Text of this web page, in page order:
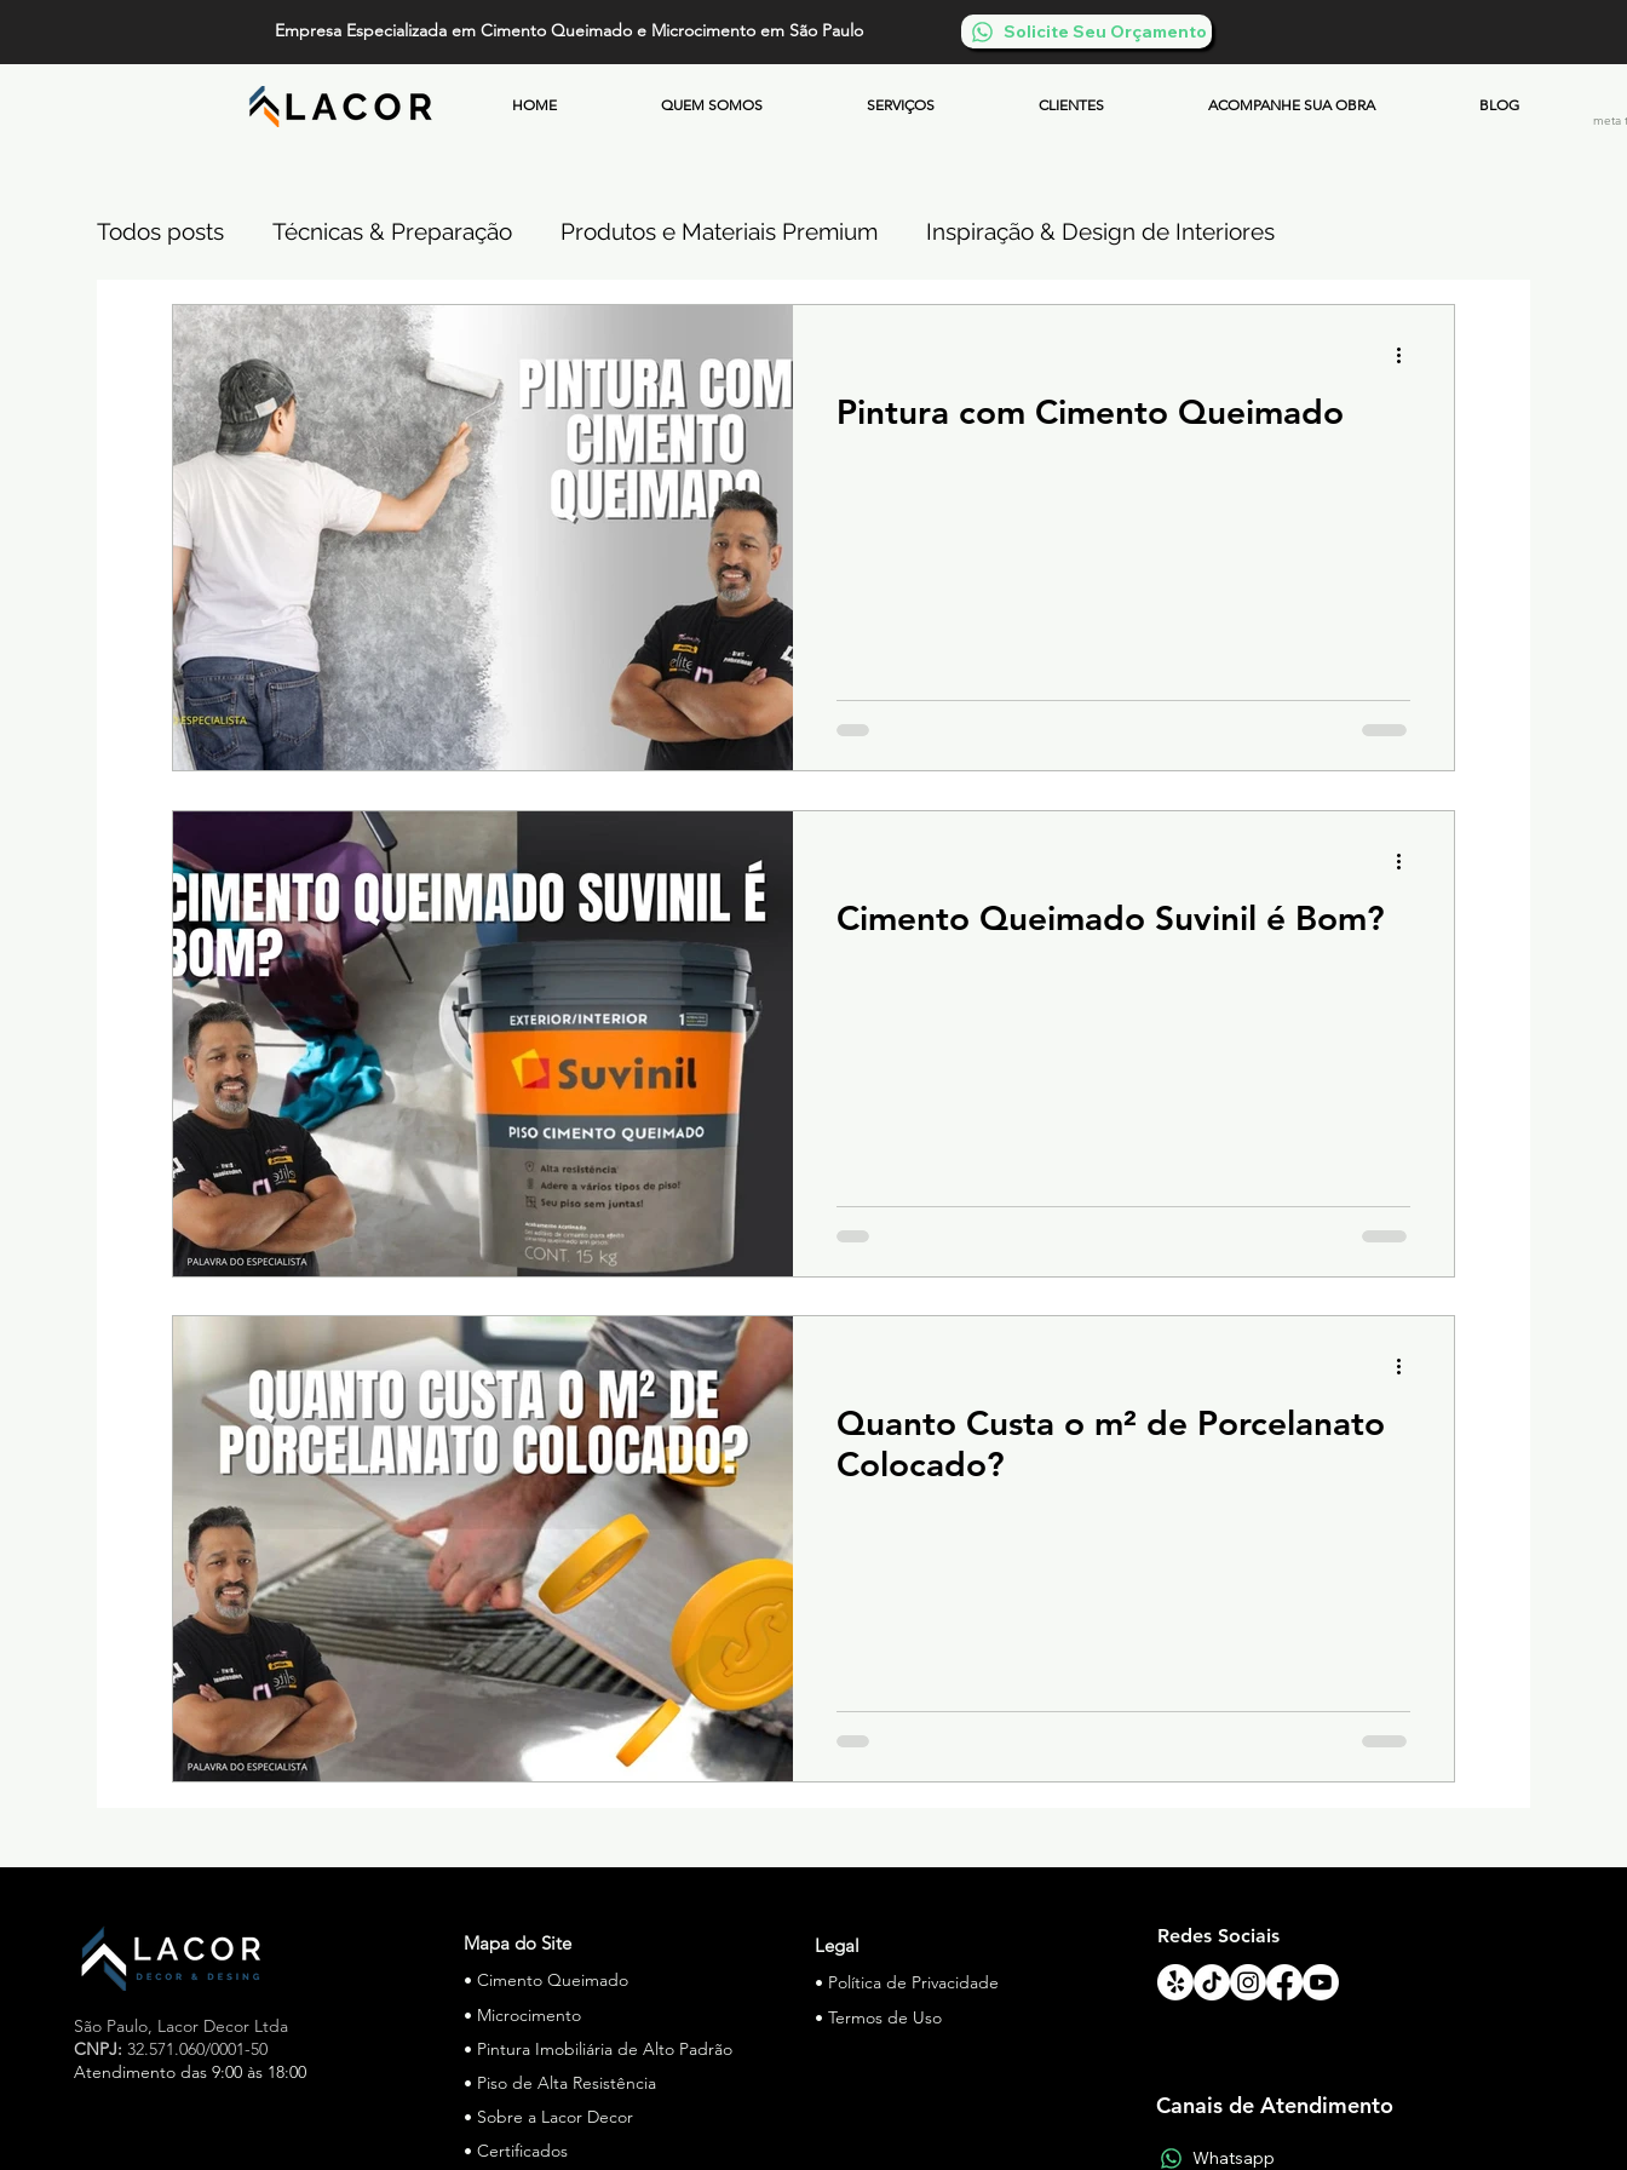
Empresa Especializada em Cimento Queimado e Microcimento em São Paulo Solicite Seu Orçamento
HOME QUEM SOMOS SERVIÇOS CLIENTES ACOMPANHE SUA OBRA BLOG
meta
Todos posts Técnicas & Preparação Produtos e Materiais Premium Inspiração & Design de Interiores
Design, Tendências e Serviços
Projetos de Alto Padrão Cimento Queimado Microcimento Queimado Investimento & Custos
Comparativos de Revestimentos Cimento Queimado Soluções Especiais
Pintura com Cimento Queimado
Cimento Queimado Suvinil é Bom?
Quanto Custa o m² de Porcelanato
Colocado?
São Paulo, Lacor Decor Ltda
CNPJ: 32.571.060/0001-50
Atendimento das 9:00 às 18:00
Especialista em cimento queimado e microcimento em
São Paulo, a Lacor Decor atua há mais de 15 anos, a
Mapa do Site
• Cimento Queimado
• Microcimento
• Pintura Imobiliária de Alto Padrão
• Piso de Alta Resistência
• Sobre a Lacor Decor
• Certificados
Legal
• Política de Privacidade
• Termos de Uso
Redes Sociais
Canais de Atendimento
Whatsapp